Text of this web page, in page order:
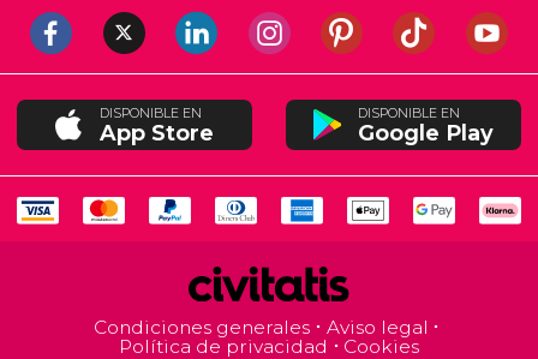
DISPONIBLE EN
App Store
DISPONIBLE EN
Google Play
Condiciones generales
Aviso legal
Política de privacidad
Cookies